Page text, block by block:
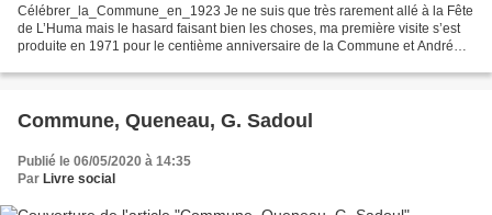
Célébrer_la_Commune_en_1923 Je ne suis que très rarement allé à la Fête
de L’Huma mais le hasard faisant bien les choses, ma première visite s’est
produite en 1971 pour le centième anniversaire de la Commune et André
Commune, Queneau, G. Sadoul
Publié le 06/05/2020 à 14:35
Par Livre social